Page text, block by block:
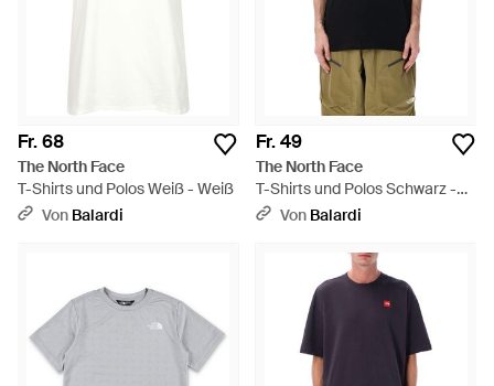
Fr. 68
The North Face
T-Shirts und Polos Weiß - Weiß
Von Balardi
Fr. 49
The North Face
T-Shirts und Polos Schwarz -
Schwarz
Von Balardi